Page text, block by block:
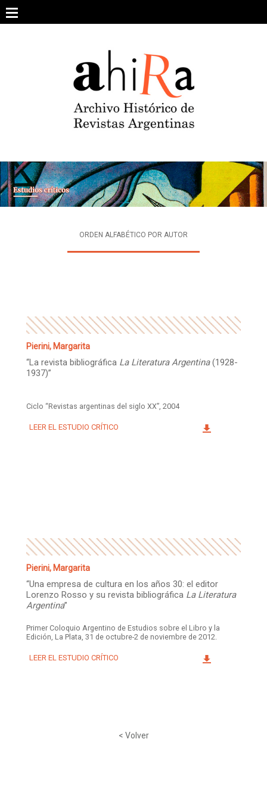
content
ARCHIVO DE REVISTAS
ESTUDIOS CRÍTICOS
INTEGRANTES
ORDEN ALFABÉTICO POR AUTOR
Pierini, Margarita
“La revista bibliográfica La Literatura Argentina(1928-
1937)”
Ciclo “Revistas argentinas del siglo XX”, 2004
LEER EL ESTUDIO CRÍTICO
Pierini, Margarita
“Una empresa de cultura en los años 30: el editor
Lorenzo Rosso y su revista bibliográfica La Literatura
Argentina”
Primer Coloquio Argentino de Estudios sobre el Libro y la
Edición, La Plata, 31 de octubre-2 de noviembre de 2012.
LEER EL ESTUDIO CRÍTICO
< Volver